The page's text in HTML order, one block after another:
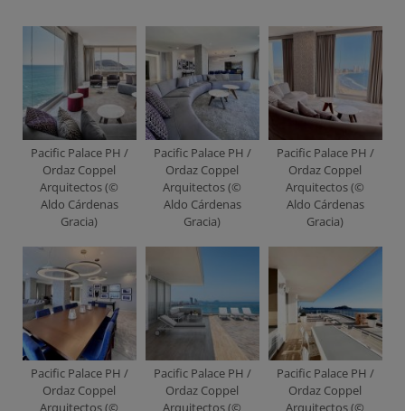
Pacific Palace PH /
Ordaz Coppel
Arquitectos (©
Aldo Cárdenas
Gracia)
Pacific Palace PH /
Ordaz Coppel
Arquitectos (©
Aldo Cárdenas
Gracia)
Pacific Palace PH /
Ordaz Coppel
Arquitectos (©
Aldo Cárdenas
Gracia)
Pacific Palace PH /
Ordaz Coppel
Arquitectos (©
Pacific Palace PH /
Ordaz Coppel
Arquitectos (©
Pacific Palace PH /
Ordaz Coppel
Arquitectos (©